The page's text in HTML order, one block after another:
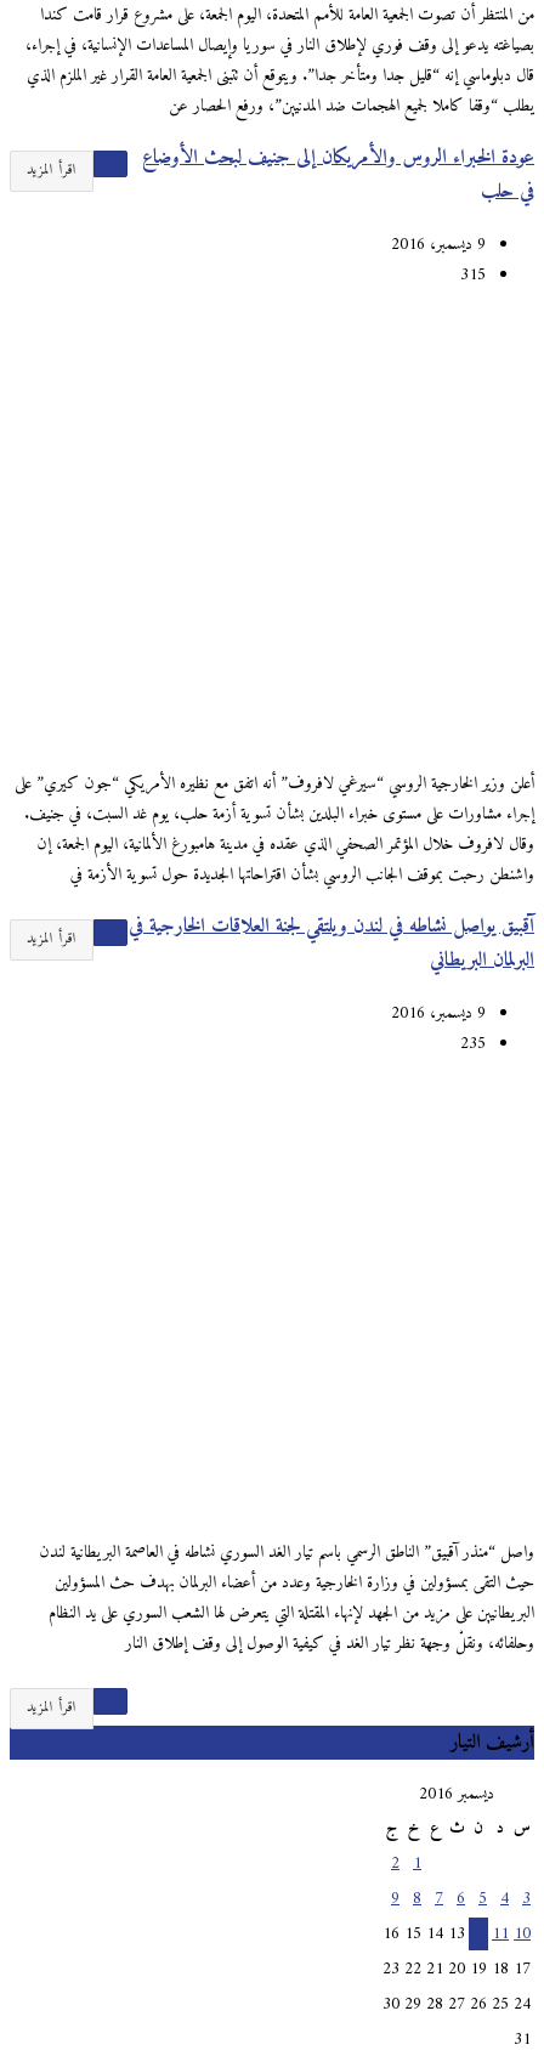
من المنتظر أن تصوت الجمعية العامة للأمم المتحدة، اليوم الجمعة، على مشروع قرار قامت كندا
بصياغته يدعو إلى وقف فوري لإطلاق النار في سوريا وإيصال المساعدات الإنسانية، في إجراء،
قال دبلوماسي إنه “قليل جدا ومتأخر جدا”. ويتوقع أن تتبنى الجمعية العامة القرار غير الملزم الذي
يطلب “وقفا كاملا لجميع الهجمات ضد المدنيين”، ورفع الحصار عن
اقرأ المزيد
عودة الخبراء الروس والأمريكان إلى جنيف لبحث الأوضاع
في حلب
315
أعلن وزير الخارجية الروسي “سيرغي لافروف” أنه اتفق مع نظيره الأمريكي “جون كيري” على
إجراء مشاورات على مستوى خبراء البلدين بشأن تسوية أزمة حلب، يوم غد السبت، في جنيف.
وقال لافروف خلال المؤتمر الصحفي الذي عقده في مدينة هامبورغ الألمانية، اليوم الجمعة، إن
واشنطن رحبت بموقف الجانب الروسي بشأن اقتراحاتها الجديدة حول تسوية الأزمة في
اقرأ المزيد
آقبيق يواصل نشاطه في لندن ويلتقي لجنة العلاقات الخارجية في
البرلمان البريطاني
235
واصل “منذر آقبيق” الناطق الرسمي باسم تيار الغد السوري نشاطه في العاصمة البريطانية لندن
حيث التقى بمسؤولين في وزارة الخارجية وعدد من أعضاء البرلمان بهدف حث المسؤولين
البريطانيين على مزيد من الجهد لإنهاء المقتلة التي يتعرض لها الشعب السوري على يد النظام
وحلفائه، ونقلْ وجهة نظر تيار الغد في كيفية الوصول إلى وقف إطلاق النار
اقرأ المزيد
أرشيف التيار
ديسمبر 2016
س
ث خ ج
10
11
12
13
14
15
16
17
18
19
20
21
22
23
24
25
26
27
28
29
30
31